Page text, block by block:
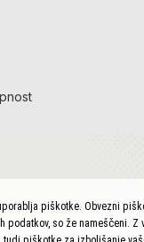
piškotke. Obvezni
podatkov, so že nameščeni. Z